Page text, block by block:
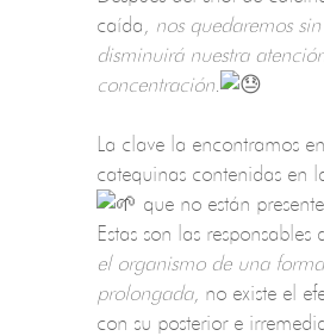
caída,
nos quedaremos
disminuirá nuestra
concentración.
La clave la encontramos
catequinas contenidas en
que no están
Estas son las responsables
el organismo de una
prolongada, no existe el
con su posterior e